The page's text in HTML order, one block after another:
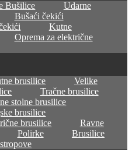
Bušilice
Udarne
Bušaći čekići
Kutne
Oprema za električne
brusilice
Velike
Tračne brusilice
stolne brusilice
brusilice
brusilice
Ravne
Polirke
Brusilice